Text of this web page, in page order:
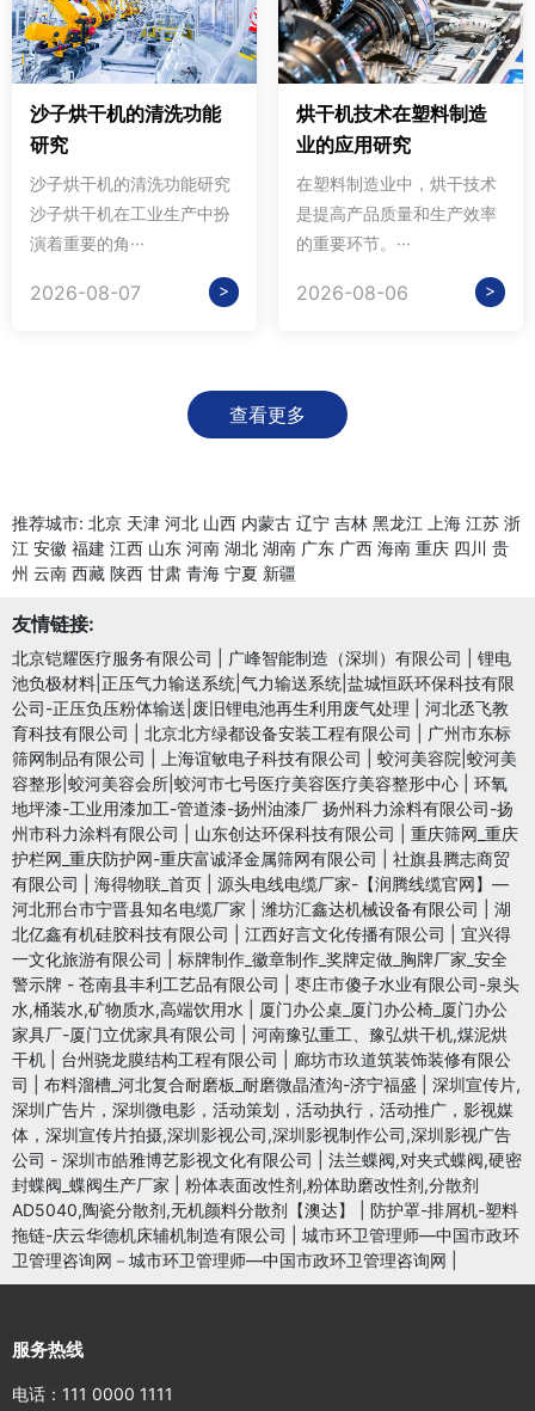
沙子烘干机的清洗功能
研究
沙子烘干机的清洗功能研究
沙子烘干机在工业生产中扮
演着重要的角···
2026-08-07 >
烘干机技术在塑料制造
业的应用研究
在塑料制造业中，烘干技术
是提高产品质量和生产效率
的重要环节。···
2026-08-06 >
查看更多
推荐城市: 北京 天津 河北 山西 内蒙古 辽宁 吉林 黑龙江 上海 江苏 浙
江 安徽 福建 江西 山东 河南 湖北 湖南 广东 广西 海南 重庆 四川 贵
州 云南 西藏 陕西 甘肃 青海 宁夏 新疆
友情链接:
北京铠耀医疗服务有限公司 广峰智能制造（深圳）有限公司
锂电
池负极材料|正压气力输送系统|气力输送系统|盐城恒跃环保科技有限
公司-正压负压粉体输送|废旧锂电池再生利用废气处理
河北丞飞教
育科技有限公司
北京北方绿都设备安装工程有限公司
广州市东标
筛网制品有限公司
上海谊敏电子科技有限公司
蛟河美容院|蛟河美
容整形|蛟河美容会所|蛟河市七号医疗美容医疗美容整形中心
环氧
地坪漆-工业用漆加工-管道漆-扬州油漆厂 扬州科力涂料有限公司-扬
州市科力涂料有限公司
山东创达环保科技有限公司
重庆筛网_重庆
护栏网_重庆防护网-重庆富诚泽金属筛网有限公司
社旗县腾志商贸
有限公司
海得物联_首页
源头电线电缆厂家-【润腾线缆官网】—
河北邢台市宁晋县知名电缆厂家
潍坊汇鑫达机械设备有限公司
湖
北亿鑫有机硅胶科技有限公司
江西好言文化传播有限公司
宜兴得
一文化旅游有限公司
标牌制作_徽章制作_奖牌定做_胸牌厂家_安全
警示牌 - 苍南县丰利工艺品有限公司
枣庄市傻子水业有限公司-泉头
水,桶装水,矿物质水,高端饮用水
厦门办公桌_厦门办公椅_厦门办公
家具厂-厦门立优家具有限公司
河南豫弘重工、豫弘烘干机,煤泥烘
干机
台州骁龙膜结构工程有限公司
廊坊市玖道筑装饰装修有限公
司
布料溜槽_河北复合耐磨板_耐磨微晶渣沟-济宁福盛
深圳宣传片,
深圳广告片，深圳微电影，活动策划，活动执行，活动推广，影视媒
体，深圳宣传片拍摄,深圳影视公司,深圳影视制作公司,深圳影视广告
公司 - 深圳市皓雅博艺影视文化有限公司
法兰蝶阀,对夹式蝶阀,硬密
封蝶阀_蝶阀生产厂家
粉体表面改性剂,粉体助磨改性剂,分散剂
AD5040,陶瓷分散剂,无机颜料分散剂【澳达】
防护罩-排屑机-塑料
拖链-庆云华德机床辅机制造有限公司
城市环卫管理师—中国市政环
卫管理咨询网－城市环卫管理师—中国市政环卫管理咨询网
服务热线
电话：111 0000 1111